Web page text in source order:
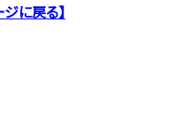
に戻る】